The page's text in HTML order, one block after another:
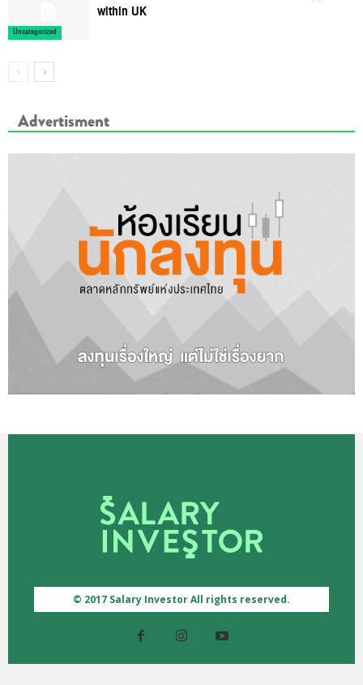
Uncategorized
within UK
Advertisment
© 2017 Salary Investor All rights reserved.